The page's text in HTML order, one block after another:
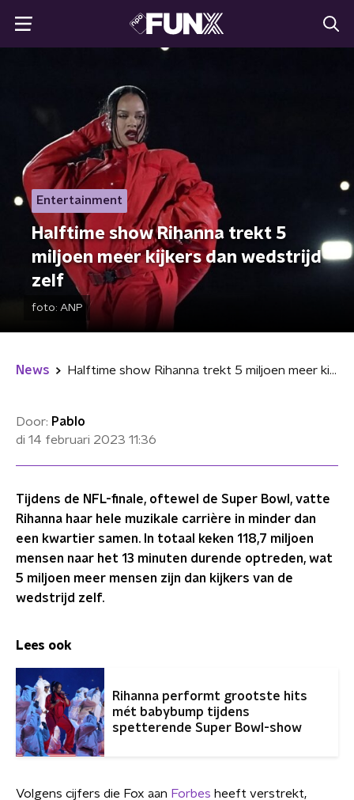
Entertainment
Halftime show Rihanna trekt 5
miljoen meer kijkers dan wedstrijd
zelf
foto: ANP
News Halftime show Rihanna trekt 5 miljoen meer kijkers dan wedstrijd zelf
Door: Pablo
di 14 februari 2023 11:36
Tijdens de NFL-finale, oftewel de Super Bowl, vatte
Rihanna haar hele muzikale carrière in minder dan
een kwartier samen. In totaal keken 118,7 miljoen
mensen naar het 13 minuten durende optreden, wat
5 miljoen meer mensen zijn dan kijkers van de
wedstrijd zelf.
Lees ook
Rihanna performt grootste hits
mét babybump tijdens
spetterende Super Bowl-show
Volgens cijfers die Fox aan Forbes heeft verstrekt,